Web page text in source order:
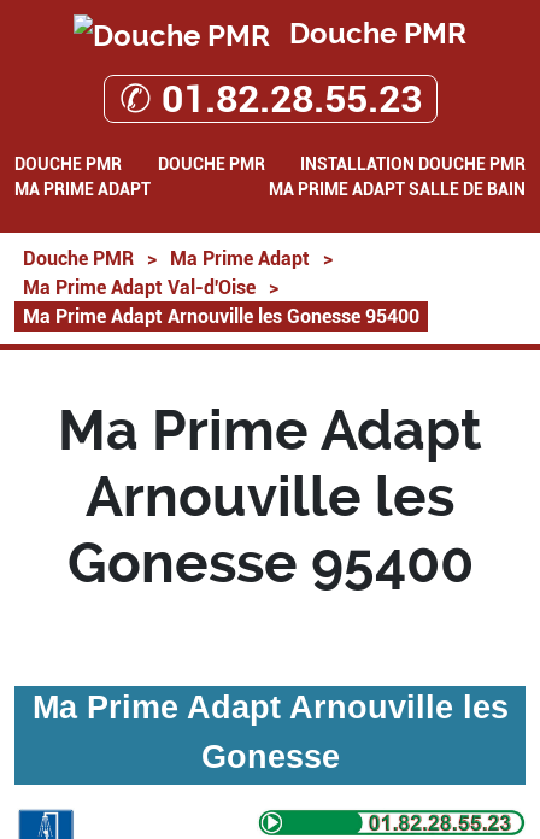
Douche PMR
✆ 01.82.28.55.23
DOUCHE PMR DOUCHE PMR
INSTALLATION DOUCHE PMR
MA PRIME ADAPT
MA PRIME ADAPT SALLE DE BAIN
Douche PMR > Ma Prime Adapt
>
Ma Prime Adapt Val-d'Oise
>
Ma Prime Adapt Arnouville les Gonesse 95400
Ma Prime Adapt
Arnouville les
Gonesse 95400
Ma Prime Adapt Arnouville les
Gonesse